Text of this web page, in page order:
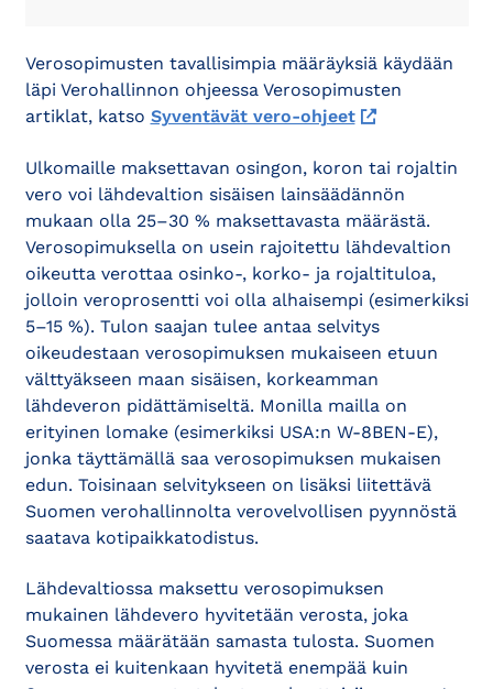
Verosopimusten tavallisimpia määräyksiä käydään
läpi Verohallinnon ohjeessa Verosopimusten
artiklat, katso Syventävät vero-ohjeet
Ulkomaille maksettavan osingon, koron tai rojaltin
vero voi lähdevaltion sisäisen lainsäädännön
mukaan olla 25–30 % maksettavasta määrästä.
Verosopimuksella on usein rajoitettu lähdevaltion
oikeutta verottaa osinko-, korko- ja rojaltituloa,
jolloin veroprosentti voi olla alhaisempi (esimerkiksi
5–15 %). Tulon saajan tulee antaa selvitys
oikeudestaan verosopimuksen mukaiseen etuun
välttyäkseen maan sisäisen, korkeamman
lähdeveron pidättämiseltä. Monilla mailla on
erityinen lomake (esimerkiksi USA:n W-8BEN-E),
jonka täyttämällä saa verosopimuksen mukaisen
edun. Toisinaan selvitykseen on lisäksi liitettävä
Suomen verohallinnolta verovelvollisen pyynnöstä
saatava kotipaikkatodistus.
Lähdevaltiossa maksettu verosopimuksen
mukainen lähdevero hyvitetään verosta, joka
Suomessa määrätään samasta tulosta. Suomen
verosta ei kuitenkaan hyvitetä enempää kuin